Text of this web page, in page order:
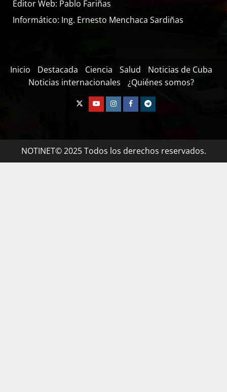
Editor Web: Pablo Fariñas
Informático: Ing. Ernesto Menchaca Sardiñas
Inicio Destacada Ciencia Salud
Noticias de Cuba
Noticias internacionales
¿Quiénes somos?
NOTINET© 2025 Todos los derechos reservados.